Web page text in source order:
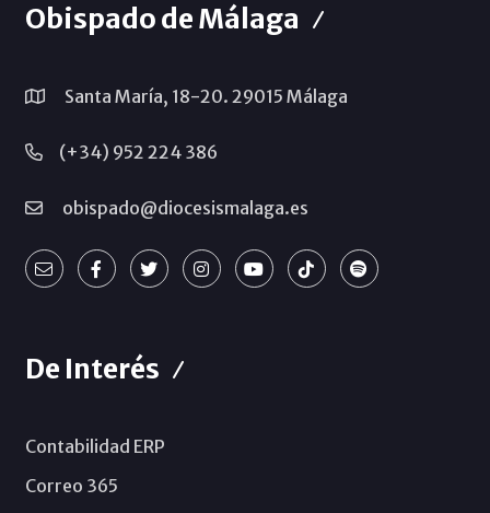
Obispado de Málaga
Santa María, 18-20. 29015 Málaga
(+34) 952 224 386
obispado@diocesismalaga.es
De Interés
Contabilidad ERP
Correo 365